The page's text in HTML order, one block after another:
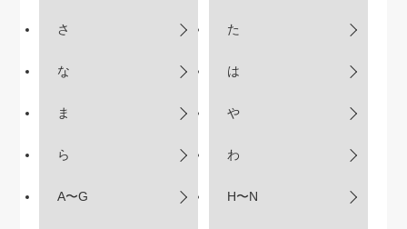
さ た
な は
ま や
ら わ
A〜G H〜N